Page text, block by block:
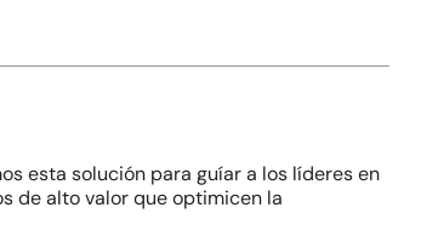
esta solución para guíar a los líderes en
de alto valor que optimicen la